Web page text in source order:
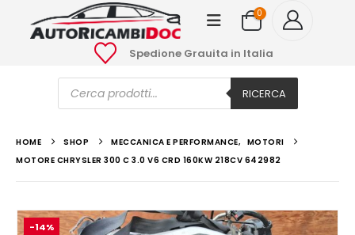
0
Spedione Grauita in Italia
Ricerca
prodotti RICERCA
HOME SHOP MECCANICA E PERFORMANCE, MOTORI
MOTORE CHRYSLER 300 C 3.0 V6 CRD 160KW 218CV 642982
-14%